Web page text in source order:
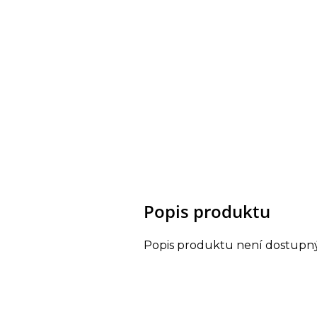
Popis produktu
Popis produktu není